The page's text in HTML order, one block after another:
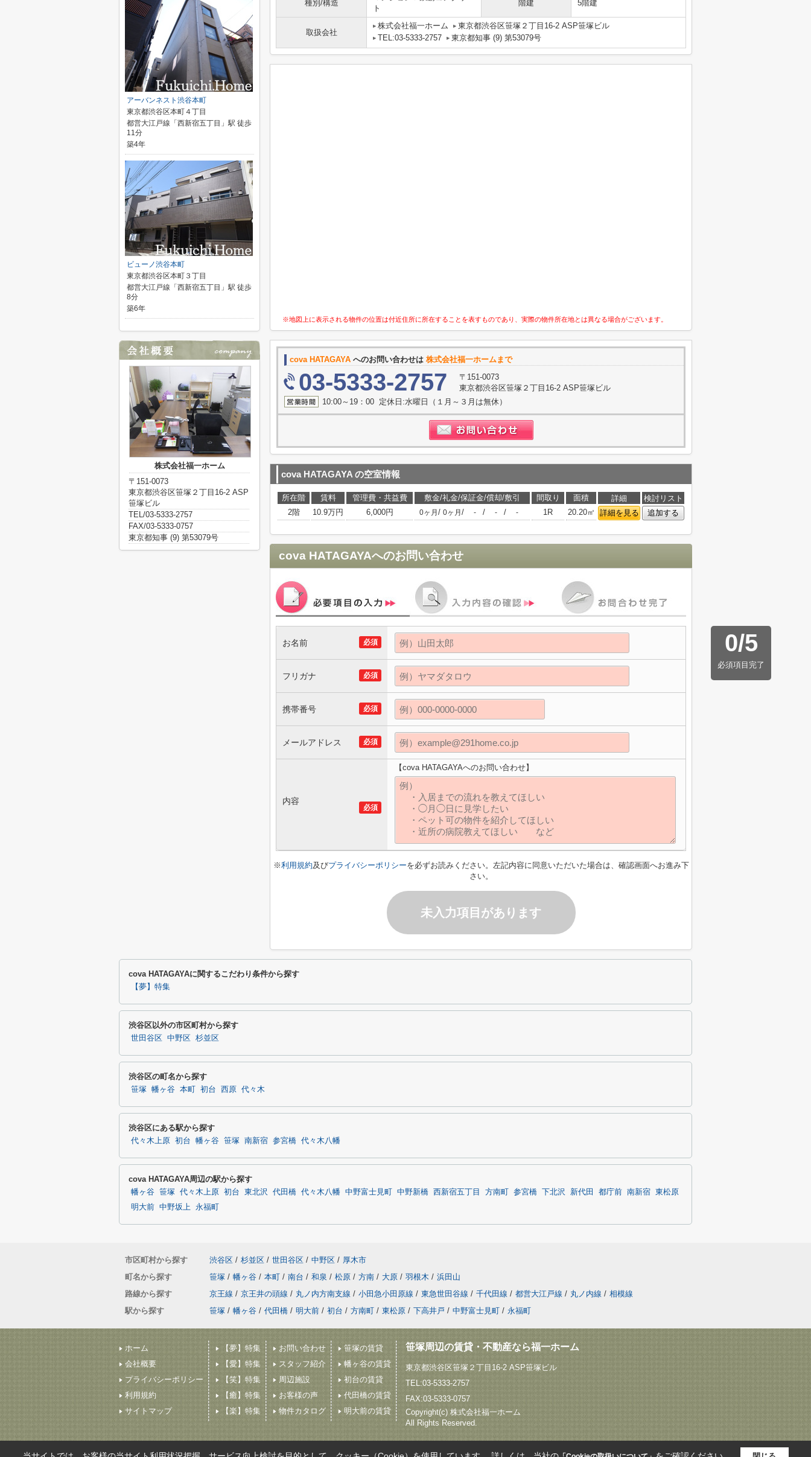
種別/構造
ト
階建 5階建
取扱会社
株式会社福一ホーム
東京都渋谷区笹塚２丁目16-2 ASP笹塚ビル
TEL:03-5333-2757
東京都知事 (9) 第53079号
※地図上に表示される物件の位置は付近住所に所在することを表すものであり、実際の物件所在地とは異なる場合がございます。
cova HATAGAYA へのお問い合わせは 株式会社福一ホームまで
03-5333-2757
〒151-0073
東京都渋谷区笹塚２丁目16-2 ASP笹塚ビル
10:00～19：00 定休日:水曜日（１月～３月は無休）
cova HATAGAYA の空室情報
所在階 賃料 管理費・共益費 敷金/礼金/保証金/償却/敷引 間取り 面積 詳細
検討リスト
2階
10.9万円 6,000円 0ヶ月 / 0ヶ月 / - / - / - 1R 20.20㎡ 詳細を見る 追加する
cova HATAGAYAへのお問い合わせ
0/5
必須項目完了
必須
お名前
必須
フリガナ
必須
携帯番号
必須
メールアドレス
必須
内容
【cova HATAGAYAへのお問い合わせ】
※利用規約及びプライバシーポリシーを必ずお読みください。左記内容に同意いただいた場合は、確認画面へお進み下
さい。
未入力項目があります
アーバンネスト渋谷本町
東京都渋谷区本町４丁目
都営大江戸線「西新宿五丁目」駅 徒歩
11分
築4年
ビューノ渋谷本町
東京都渋谷区本町３丁目
都営大江戸線「西新宿五丁目」駅 徒歩
8分
築6年
株式会社福一ホーム
〒151-0073
東京都渋谷区笹塚２丁目16-2 ASP
笹塚ビル
TEL/03-5333-2757
FAX/03-5333-0757
東京都知事 (9) 第53079号
cova HATAGAYAに関するこだわり条件から探す
【夢】特集
渋谷区以外の市区町村から探す
世田谷区 中野区 杉並区
渋谷区の町名から探す
笹塚 幡ヶ谷 本町 初台 西原 代々木
渋谷区にある駅から探す
代々木上原 初台 幡ヶ谷 笹塚 南新宿 参宮橋 代々木八幡
cova HATAGAYA周辺の駅から探す
幡ヶ谷 笹塚 代々木上原 初台 東北沢 代田橋 代々木八幡 中野富士見町 中野新橋 西新宿五丁目 方南町 参宮橋 下北沢 新代田 都庁前 南新宿 東松原
明大前 中野坂上 永福町
市区町村から探す 渋谷区 / 杉並区 / 世田谷区 / 中野区 / 厚木市
町名から探す
笹塚 / 幡ヶ谷 / 本町 / 南台 / 和泉 / 松原 / 方南 / 大原 / 羽根木 / 浜田山
路線から探す
京王線 / 京王井の頭線 / 丸ノ内方南支線 / 小田急小田原線 / 東急世田谷線 / 千代田線 / 都営大江戸線 / 丸ノ内線 / 相模線
駅から探す
笹塚 / 幡ヶ谷 / 代田橋 / 明大前 / 初台 / 方南町 / 東松原 / 下高井戸 / 中野富士見町 / 永福町
ホーム
会社概要
プライバシーポリシー
利用規約
サイトマップ
【夢】特集
【愛】特集
【笑】特集
【癒】特集
【楽】特集
お問い合わせ
スタッフ紹介
周辺施設
お客様の声
物件カタログ
笹塚の賃貸
幡ヶ谷の賃貸
初台の賃貸
代田橋の賃貸
明大前の賃貸
笹塚周辺の賃貸・不動産なら福一ホーム
東京都渋谷区笹塚２丁目16-2 ASP笹塚ビル
TEL:03-5333-2757
FAX:03-5333-0757
Copyright(c) 株式会社福一ホーム
All Rights Reserved.